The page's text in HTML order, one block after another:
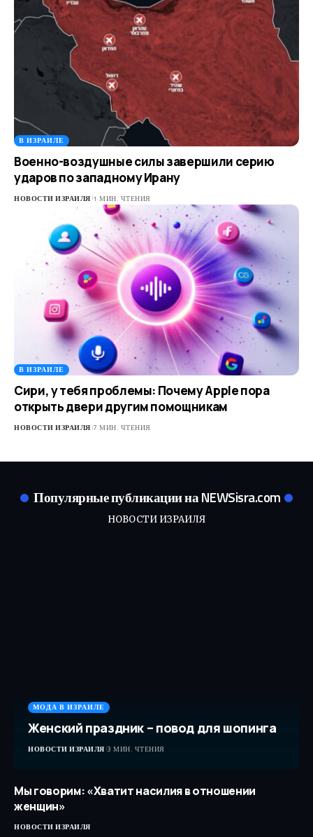
В ИЗРАИЛЕ
Военно-воздушные силы завершили серию
ударов по западному Ирану
НОВОСТИ ИЗРАИЛЯ 1 МИН. ЧТЕНИЯ
В ИЗРАИЛЕ
Сири, у тебя проблемы: Почему Apple пора
открыть двери другим помощникам
НОВОСТИ ИЗРАИЛЯ 7 МИН. ЧТЕНИЯ
Популярные публикации на NEWSisra.com
НОВОСТИ ИЗРАИЛЯ
МОДА В ИЗРАИЛЕ
Женский праздник – повод для шопинга
НОВОСТИ ИЗРАИЛЯ 3 МИН. ЧТЕНИЯ
Мы говорим: «Хватит насилия в отношении
женщин»
НОВОСТИ ИЗРАИЛЯ